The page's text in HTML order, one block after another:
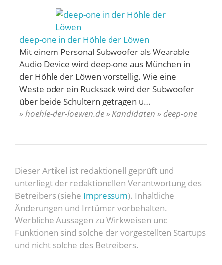
deep-one in der Höhle der Löwen
Mit einem Personal Subwoofer als Wearable
Audio Device wird deep-one aus München in
der Höhle der Löwen vorstellig. Wie eine
Weste oder ein Rucksack wird der Subwoofer
über beide Schultern getragen u…
» hoehle-der-loewen.de » Kandidaten » deep-one
Dieser Artikel ist redaktionell geprüft und
unterliegt der redaktionellen Verantwortung des
Betreibers (siehe Impressum). Inhaltliche
Änderungen und Irrtümer vorbehalten.
Werbliche Aussagen zu Wirkweisen und
Funktionen sind solche der vorgestellten Startups
und nicht solche des Betreibers.